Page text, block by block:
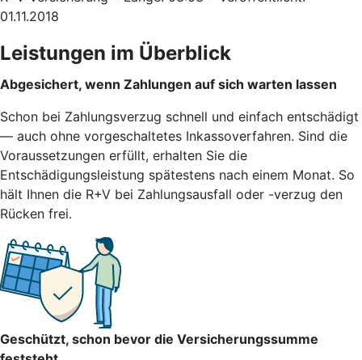
01.11.2018
Leistungen im Überblick
Abgesichert, wenn Zahlungen auf sich warten lassen
Schon bei Zahlungsverzug schnell und einfach entschädigt
— auch ohne vorgeschaltetes Inkassoverfahren. Sind die
Voraussetzungen erfüllt, erhalten Sie die
Entschädigungsleistung spätestens nach einem Monat. So
hält Ihnen die R+V bei Zahlungsausfall oder -verzug den
Rücken frei.
Geschützt, schon bevor die Versicherungssumme